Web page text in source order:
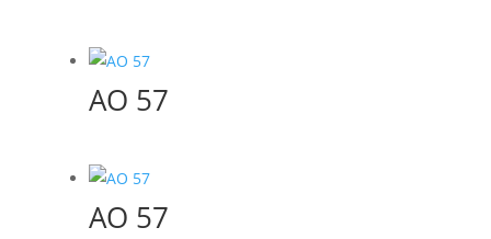
AO 57
AO 57